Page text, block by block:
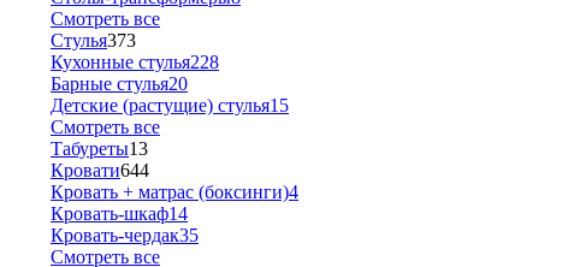
Смотреть все
Стулья373
Кухонные стулья228
Барные стулья20
Детские (растущие) стулья15
Смотреть все
Табуреты13
Кровати644
Кровать + матрас (боксинги)4
Кровать-шкаф14
Кровать-чердак35
Смотреть все